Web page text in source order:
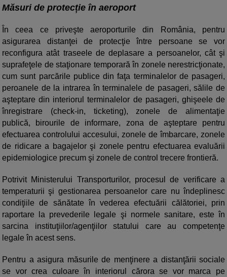
Măsuri de protecție în aeroport
În ceea ce priveşte aeroporturile din România, pentru
asigurarea distanţei de protecţie între persoane se vor
reconfigura atât traseele de deplasare a persoanelor, cât şi
suprafeţele de staţionare temporară în zonele nerestricţionate,
cum sunt parcările publice din faţa terminalelor de pasageri,
peroanele de la intrarea în terminalele de pasageri, sălile de
aşteptare din interiorul terminalelor de pasageri, ghişeele de
înregistrare (check-in, ticketing), zonele de alimentaţie
publică, birourile de informare, zona de aşteptare pentru
efectuarea controlului accesului, zonele de îmbarcare, zonele
de ridicare a bagajelor şi zonele pentru efectuarea evaluării
epidemiologice precum şi zonele de control trecere frontieră.
Potrivit Ministerului Transporturilor, procesul de verificare a
temperaturii şi gestionarea persoanelor care nu îndeplinesc
condiţiile de sănătate în vederea efectuării călătoriei, prin
raportare la prevederile legale şi normele sanitare, este în
sarcina instituţiilor/agenţiilor statului care au competenţe
legale în acest sens.
Pentru a asigura măsurile de menţinere a distanţării sociale
se vor crea culoare în interiorul cărora se vor marca pe